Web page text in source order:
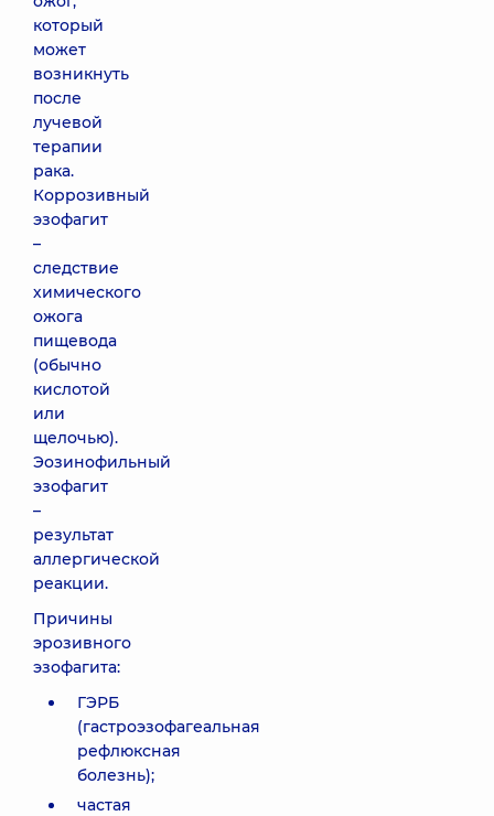
который
может
возникнуть
после
лучевой
терапии
рака.
Коррозивный
эзофагит
–
следствие
химического
ожога
пищевода
(обычно
кислотой
или
щелочью).
Эозинофильный
эзофагит
–
результат
аллергической
реакции.
Причины
эрозивного
эзофагита:
ГЭРБ
(гастроэзофагеальная
рефлюксная
болезнь);
частая